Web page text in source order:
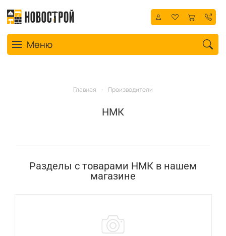
Toggle navigation
Меню
Главная - Производители
НМК
Разделы с товарами НМК в нашем
магазине